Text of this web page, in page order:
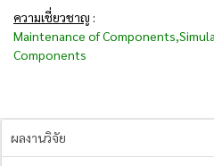
ความเชี่ยวชาญ :
Maintenance of
Components
ผลงานวิจัย